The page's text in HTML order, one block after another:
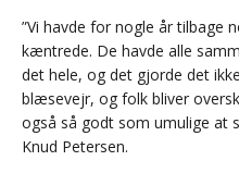
”Vi havde for nogle år tilbage
kæntrede. De havde alle
det hele, og det gjorde det
blæsevejr, og folk bliver
også så godt som umulige at
Knud Petersen.